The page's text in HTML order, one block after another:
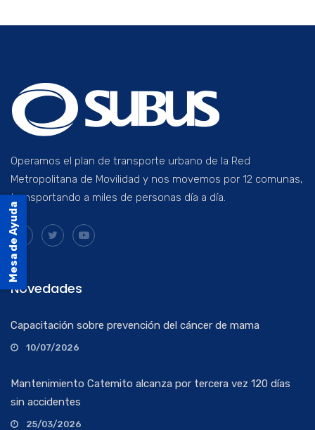
Operamos el plan de transporte urbano de la Red
Metropolitana de Movilidad y nos movemos por 12 comunas,
transportando a miles de personas día a día.
Novedades
Capacitación sobre prevención del cáncer de mama
10/07/2026
Mantenimiento Catemito alcanza por tercera vez 120 días
sin accidentes
25/03/2026
Mesa de Ayuda